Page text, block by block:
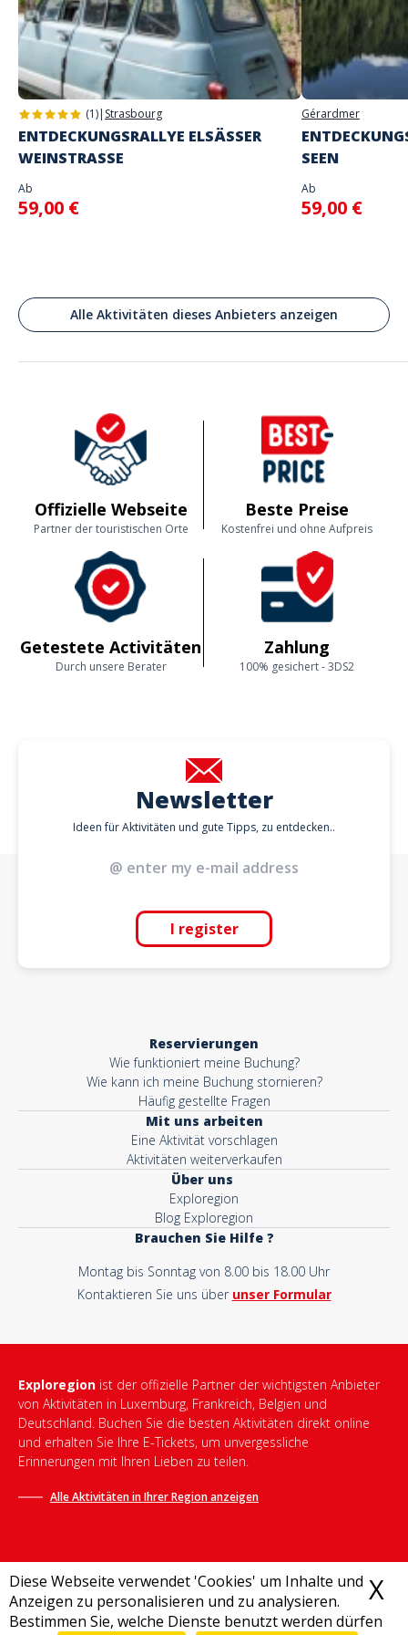
Diese Webseite verwendet 'Cookies' um Inhalte und
Anzeigen zu personalisieren und zu analysieren.
Bestimmen Sie, welche Dienste benutzt werden dürfen
X
Adresse
Place de la Palud, Lausanne, Suisse
(1)| Strasbourg
ENTDECKUNGSRALLYE ELSÄSSER
WEINSTRASSE
Ab
59,00 €
Gérardmer
SEEN
Ab
59,00 €
Alle Aktivitäten dieses Anbieters anzeigen
Offizielle Webseite
Partner der touristischen Orte
Beste Preise
Kostenfrei und ohne Aufpreis
Getestete Activitäten
Durch unsere Berater
Zahlung
100% gesichert - 3DS2
Newsletter
Ideen für Aktivitäten und gute Tipps, zu entdecken..
I register
Reservierungen
Wie funktioniert meine Buchung?
Wie kann ich meine Buchung stornieren?
Häufig gestellte Fragen
Mit uns arbeiten
Eine Aktivität vorschlagen
Aktivitäten weiterverkaufen
Über uns
Exploregion
Blog Exploregion
Brauchen Sie Hilfe ?
Montag bis Sonntag von 8.00 bis 18.00 Uhr
Kontaktieren Sie uns über unser Formular
Exploregion ist der offizielle Partner der wichtigsten Anbieter
von Aktivitäten in Luxemburg, Frankreich, Belgien und
Deutschland. Buchen Sie die besten Aktivitäten direkt online
und erhalten Sie Ihre E-Tickets, um unvergessliche
Erinnerungen mit Ihren Lieben zu teilen.
Alle Aktivitäten in Ihrer Region anzeigen
Allgemeine Geschäftsbedingungen-Datenschutzrichtlinie-